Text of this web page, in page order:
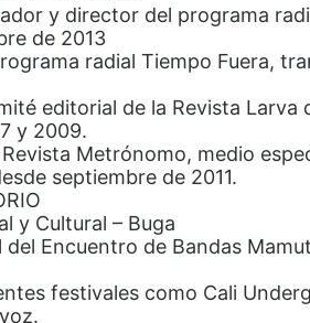
y director del programa
de 2013
radial Tiempo Fuera,
editorial de la Revista Larva
y 2009.
Metrónomo, medio
septiembre de 2011.
y Cultural – Buga
Encuentro de Bandas
festivales como Cali